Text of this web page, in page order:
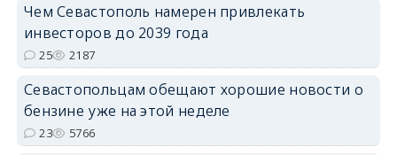
Чем Севастополь намерен привлекать
инвесторов до 2039 года
25 2187
Севастопольцам обещают хорошие новости о
бензине уже на этой неделе
23 5766